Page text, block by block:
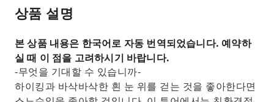
상품 설명
본 상품 내용은 한국어로 자동 번역되었습니다. 예약하
실 때 이 점을 고려하시기 바랍니다.
-무엇을 기대할 수 있습니까-
하이킹과 바삭바삭한 흰 눈 위를 걷는 것을 좋아한다면